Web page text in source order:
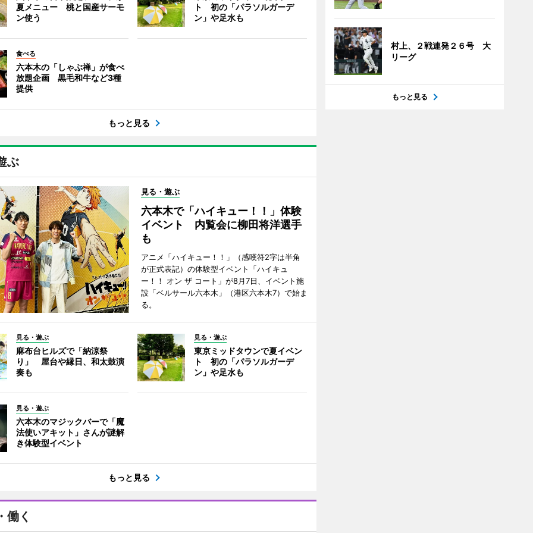
夏メニュー 桃と国産サーモ
ン使う
ト 初の「パラソルガーデ
ン」や足水も
食べる
六本木の「しゃぶ禅」が食べ
放題企画 黒毛和牛など3種
提供
もっと見る
ぶ
見る・遊ぶ
六本木で「ハイキュー！！」体験
イベント 内覧会に柳田将洋選手
も
アニメ「ハイキュー！！」（感嘆符2字は半角
が正式表記）の体験型イベント「ハイキュ
ー！！ オン ザ コート」が8月7日、イベント施
設「ベルサール六本木」（港区六本木7）で始ま
る。
見る・遊ぶ
麻布台ヒルズで「納涼祭
り」 屋台や縁日、和太鼓演
奏も
見る・遊ぶ
東京ミッドタウンで夏イベン
ト 初の「パラソルガーデ
ン」や足水も
見る・遊ぶ
六本木のマジックバーで「魔
法使いアキット」さんが謎解
き体験型イベント
もっと見る
働く
村上、２戦連発２６号 大
リーグ
もっと見る